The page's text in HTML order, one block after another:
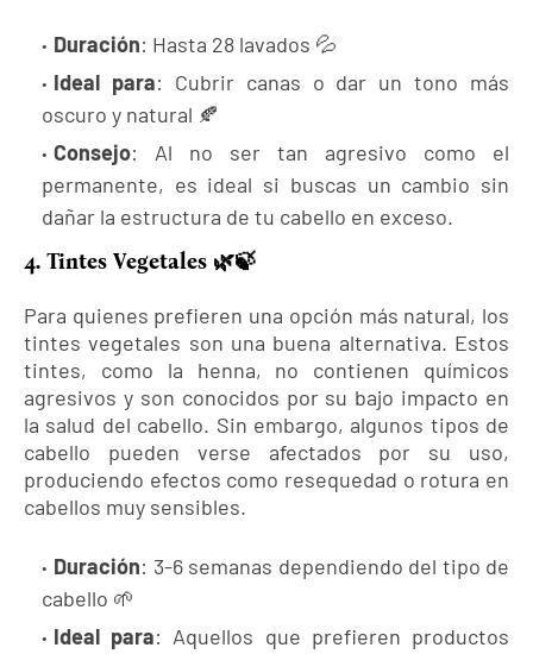
Duración: Hasta 28 lavados 💦
Ideal para: Cubrir canas o dar un tono más
oscuro y natural 🍂
Consejo: Al no ser tan agresivo como el
permanente, es ideal si buscas un cambio sin
dañar la estructura de tu cabello en exceso.
4. Tintes Vegetales 🌿🍃
Para quienes prefieren una opción más natural, los
tintes vegetales son una buena alternativa. Estos
tintes, como la henna, no contienen químicos
agresivos y son conocidos por su bajo impacto en
la salud del cabello. Sin embargo, algunos tipos de
cabello pueden verse afectados por su uso,
produciendo efectos como resequedad o rotura en
cabellos muy sensibles.
Duración: 3-6 semanas dependiendo del tipo de
cabello 🌱
Ideal para: Aquellos que prefieren productos